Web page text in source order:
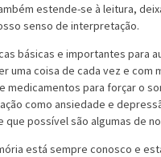
estende-se à leitura,
senso de interpretação.
básicas e importantes para
uma coisa de cada vez e com
medicamentos para forçar o
como ansiedade e
possível são algumas de
está sempre conosco e